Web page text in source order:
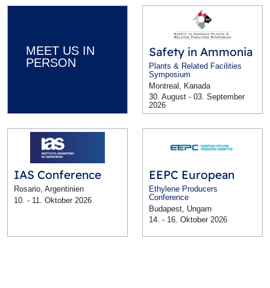
MEET US IN
PERSON
Safety in Ammonia
Plants & Related Facilities
Symposium
Montreal, Kanada
30. August - 03. September
2026
IAS Conference
Rosario, Argentinien
10. - 11. Oktober 2026
EEPC European
Ethylene Producers
Conference
Budapest, Ungarn
14. - 16. Oktober 2026